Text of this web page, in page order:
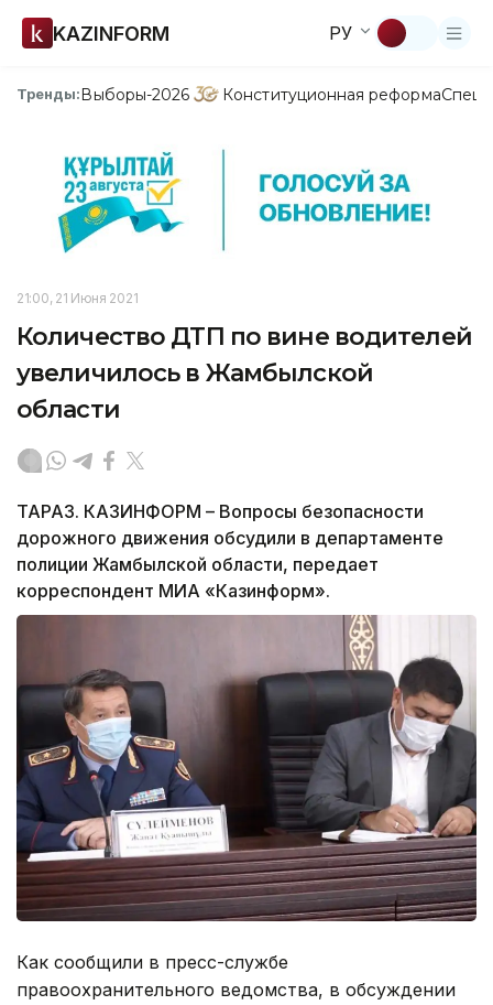
KAZINFORM РУ
Тренды:Выборы-2026 Конституционная реформа
21:00, 21 Июня 2021
Количество ДТП по вине водителей
увеличилось в Жамбылской
области
ТАРАЗ. КАЗИНФОРМ – Вопросы безопасности
дорожного движения обсудили в департаменте
полиции Жамбылской области, передает
корреспондент МИА «Казинформ».
Как сообщили в пресс-службе
правоохранительного ведомства, в обсуждении